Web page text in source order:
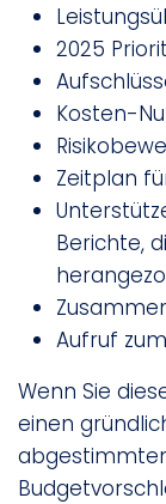
2025
Kosten-
Zeitplan
Berichte,
Aufruf
Wenn Sie
einen